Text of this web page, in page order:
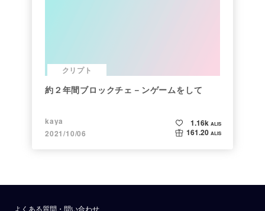
クリプト
約２年間ブロックチェ－ンゲームをして
kaya
2021/10/06
1.16k ALIS
161.20 ALIS
よくある質問・問い合わせ